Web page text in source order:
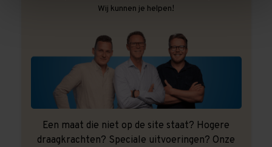
Wij kunnen je helpen!
Een maat die niet op de site staat? Hogere
draagkrachten? Speciale uitvoeringen? Onze